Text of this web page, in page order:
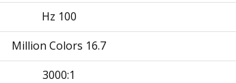
100 Hz
16.7 Million Colors
3000:1